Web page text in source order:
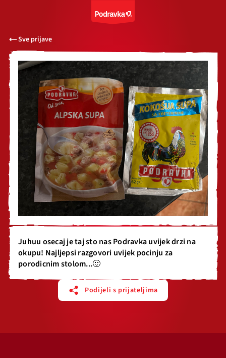
Sve prijave
Juhuu osecaj je taj sto nas Podravka uvijek drzi na
okupu! Najljepsi razgovori uvijek pocinju za
porodicnim stolom...🙂
Podijeli s prijateljima